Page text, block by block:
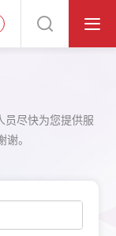
员尽快为您提供服
。